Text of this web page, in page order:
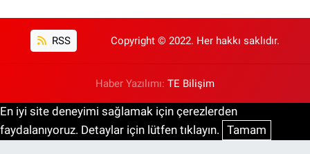
RSS Copyright © 2022. Her hakkı saklıdır.
Haber Yazılımı: TE Bilişim
En iyi site deneyimi sağlamak için çerezlerden
faydalanıyoruz. Detaylar için lütfen tıklayın. Tamam